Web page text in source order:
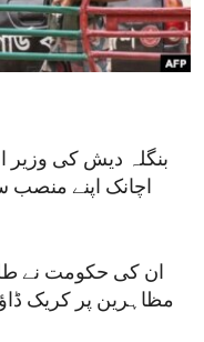
بنگلہ دیش کی وزیر
اچانک اپنے منصب
ان کی حکومت نے
مظاہرین پر کریک